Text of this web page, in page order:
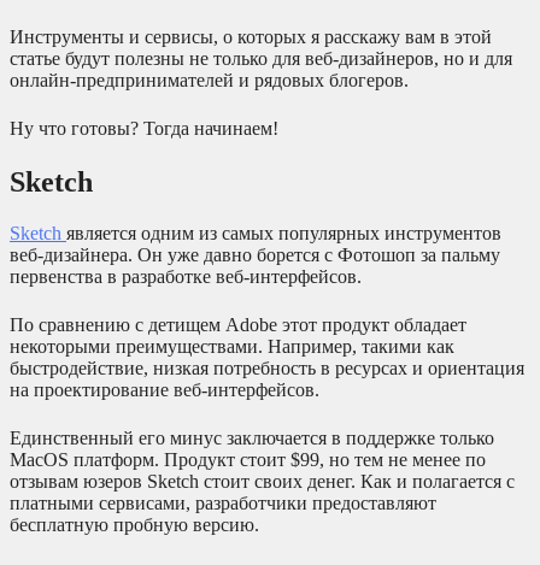
Инструменты и сервисы, о которых я расскажу вам в этой
статье будут полезны не только для веб-дизайнеров, но и для
онлайн-предпринимателей и рядовых блогеров.
Ну что готовы? Тогда начинаем!
Sketch
Sketch является одним из самых популярных инструментов
веб-дизайнера. Он уже давно борется с Фотошоп за пальму
первенства в разработке веб-интерфейсов.
По сравнению с детищем Adobe этот продукт обладает
некоторыми преимуществами. Например, такими как
быстродействие, низкая потребность в ресурсах и ориентация
на проектирование веб-интерфейсов.
Единственный его минус заключается в поддержке только
MacOS платформ. Продукт стоит $99, но тем не менее по
отзывам юзеров Sketch стоит своих денег. Как и полагается с
платными сервисами, разработчики предоставляют
бесплатную пробную версию.